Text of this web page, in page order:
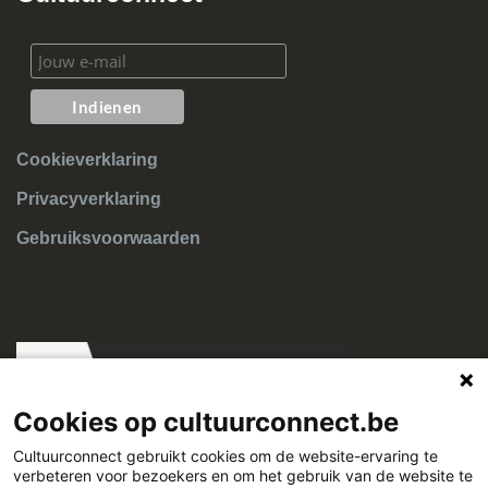
voorgeprogrammeerde tag hebben en voorzien werden
van een barcode?
Wat als ik exemplaren onder het verkeerde budget heb
Wat als ik een verkeerd bedrag heb meegegeven bij het
koppelen van mijn exemplaar?
Wat betekenen bestelexemplaren met de status “Besteld
Cookieverklaring
Privacyverklaring
Gebruiksvoorwaarden
Cookies op cultuurconnect.be
Cultuurconnect gebruikt cookies om de website-ervaring te
verbeteren voor bezoekers en om het gebruik van de website te